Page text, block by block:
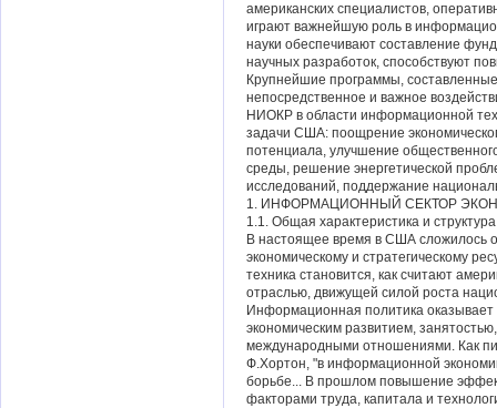
американских специалистов,
играют важнейшую роль в
науки обеспечивают составление
научных разработок, способствуют
Крупнейшие программы,
непосредственное и важное
НИОКР в области информационной
задачи США: поощрение
потенциала, улучшение
среды, решение энергетической
исследований, поддержание
1. ИНФОРМАЦИОННЫЙ СЕКТОР
1.1. Общая характеристика и структура
В настоящее время в США сложилось
экономическому и стратегическому
техника становится, как считают
отраслью, движущей силой роста
Информационная политика
экономическим развитием,
международными отношениями. Как
Ф.Хортон, "в информационной
борьбе... В прошлом повышение
факторами труда, капитала и